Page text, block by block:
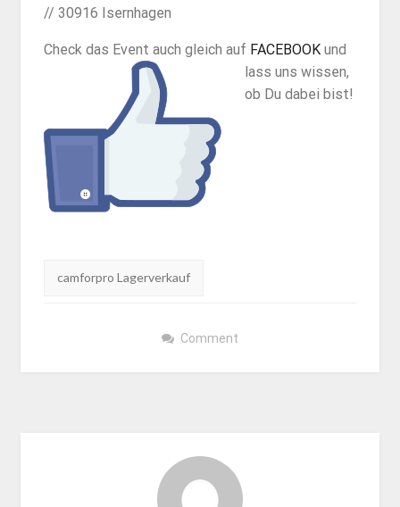
// 30916 Isernhagen
Check das Event auch gleich auf FACEBOOK und
lass uns wissen,
ob Du dabei bist!
camforpro Lagerverkauf
Comment